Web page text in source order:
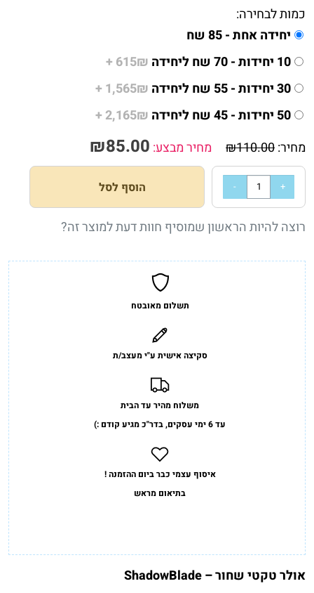
כמות לבחירה:
יחידה אחת - 85 שח
10 יחידות - 70 שח ליחידה
615₪ +
30 יחידות - 55 שח ליחידה
1,565₪ +
50 יחידות - 45 שח ליחידה
2,165₪ +
מחיר:
₪110.00 מחיר מבצע: ₪85.00
הוסף לסל
רוצה להיות הראשון שמוסיף חוות דעת למוצר זה?
תשלום מאובטח
סקיצה אישית ע"י מעצב/ת
משלוח מהיר עד הבית
עד 6 ימי עסקים, בדר"כ מגיע קודם :)
איסוף עצמי כבר ביום ההזמנה !
בתיאום מראש
אולר טקטי שחור – ShadowBlade